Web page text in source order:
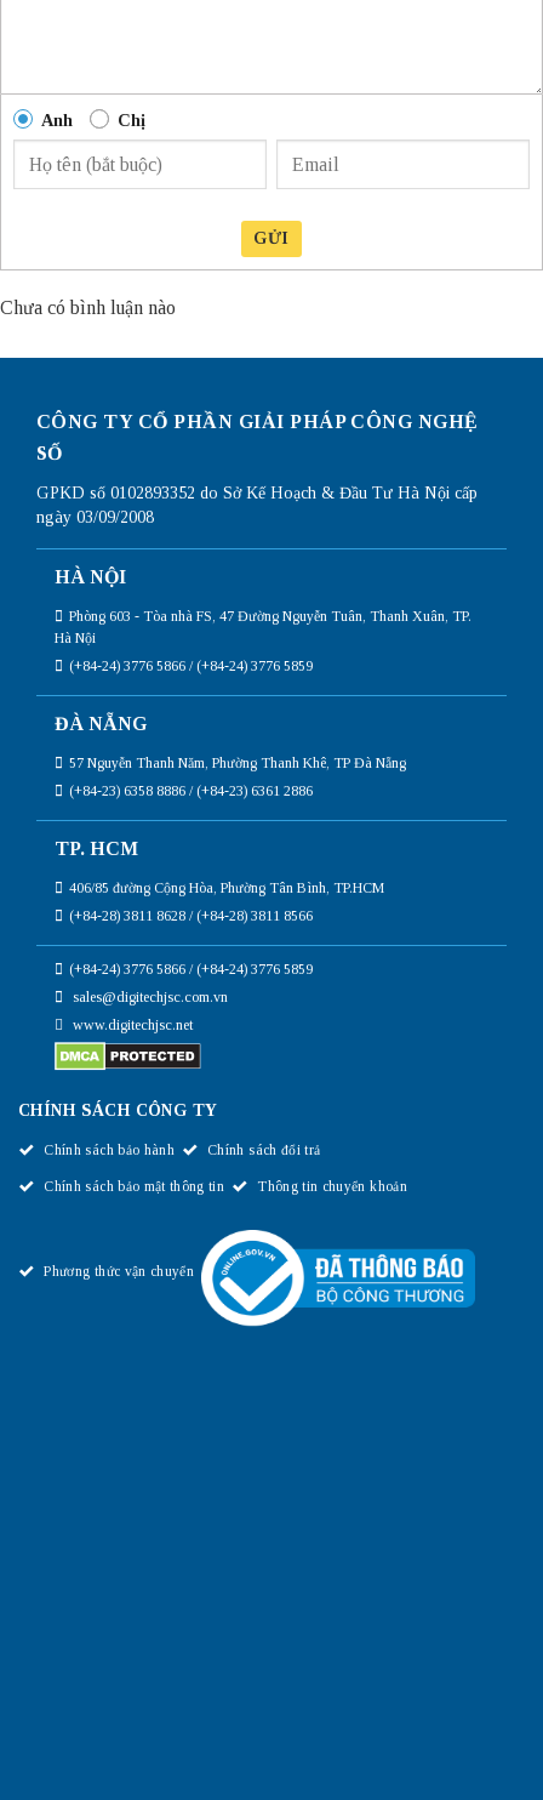
Anh Chị
GỬI
Chưa có bình luận nào
CÔNG TY CỔ PHẦN GIẢI PHÁP CÔNG NGHỆ
SỐ
GPKD số 0102893352 do Sở Kế Hoạch & Đầu Tư Hà Nội cấp
ngày 03/09/2008
HÀ NỘI
Phòng 603 - Tòa nhà FS, 47 Đường Nguyễn Tuân, Thanh Xuân, TP.
Hà Nội
(+84-24) 3776 5866 / (+84-24) 3776 5859
ĐÀ NẴNG
57 Nguyễn Thanh Năm, Phường Thanh Khê, TP Đà Nẵng
(+84-23) 6358 8886 / (+84-23) 6361 2886
TP. HCM
406/85 đường Cộng Hòa, Phường Tân Bình, TP.HCM
(+84-28) 3811 8628 / (+84-28) 3811 8566
(+84-24) 3776 5866 / (+84-24) 3776 5859
sales@digitechjsc.com.vn
www.digitechjsc.net
CHÍNH SÁCH CÔNG TY
Chính sách bảo hành Chính sách đổi trả
Chính sách bảo mật thông tin Thông tin chuyển khoản
Phương thức vận chuyển